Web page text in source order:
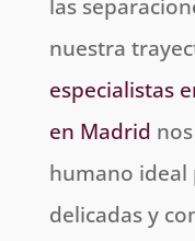
las
nuestra
especialistas
en Madrid
humano ideal
delicadas y